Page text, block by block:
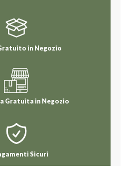
in Negozio
Gratuita in Negozio
Sicuri